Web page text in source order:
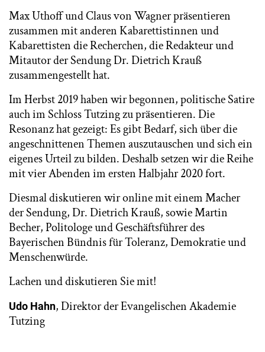
Max Uthoff und Claus von Wagner präsentieren
zusammen mit anderen Kabarettistinnen und
Kabarettisten die Recherchen, die Redakteur und
Mitautor der Sendung Dr. Dietrich Krauß
zusammengestellt hat.
Im Herbst 2019 haben wir begonnen, politische Satire
auch im Schloss Tutzing zu präsentieren. Die
Resonanz hat gezeigt: Es gibt Bedarf, sich über die
angeschnittenen Themen auszutauschen und sich ein
eigenes Urteil zu bilden. Deshalb setzen wir die Reihe
mit vier Abenden im ersten Halbjahr 2020 fort.
Diesmal diskutieren wir online mit einem Macher
der Sendung, Dr. Dietrich Krauß, sowie Martin
Becher, Politologe und Geschäftsführer des
Bayerischen Bündnis für Toleranz, Demokratie und
Menschenwürde.
Lachen und diskutieren Sie mit!
Udo Hahn, Direktor der Evangelischen Akademie
Tutzing